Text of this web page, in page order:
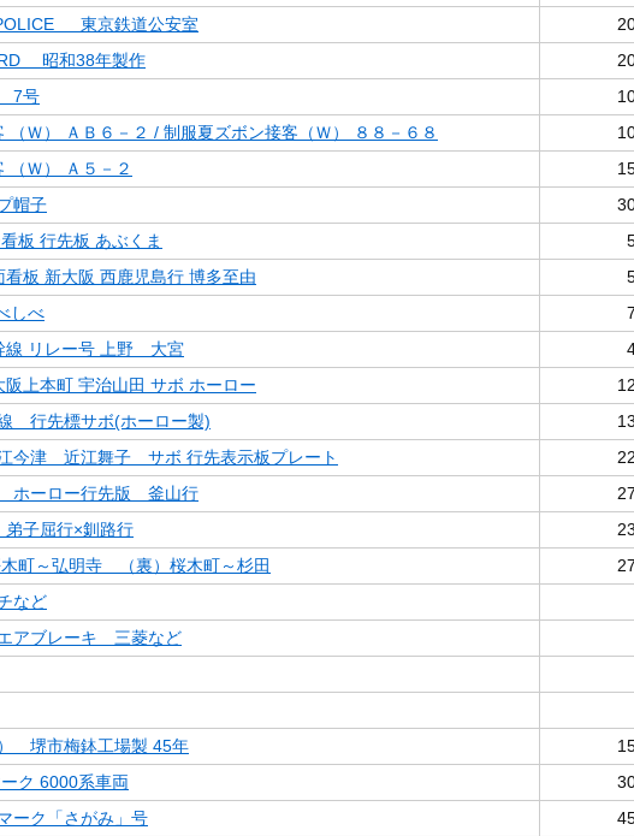
東京鉄道公安室
昭和38年製作
7号
（Ｗ） ＡＢ６－２ / 制服夏ズボン接客（Ｗ） ８８－６８
（Ｗ） Ａ５－２
帽子
板 行先板 あぶくま
板 新大阪 西鹿児島行 博多至由
しべ
線 リレー号 上野 大宮
上本町 宇治山田 サボ ホーロー
行先標サボ(ホーロー製)
今津 近江舞子 サボ 行先表示板プレート
ーロー行先版 釜山行
子屈行×釧路行
町～弘明寺 （裏）桜木町～杉田
など
アブレーキ 三菱など
堺市梅鉢工場製 45年
ク 6000系車両
ーク「さがみ」号